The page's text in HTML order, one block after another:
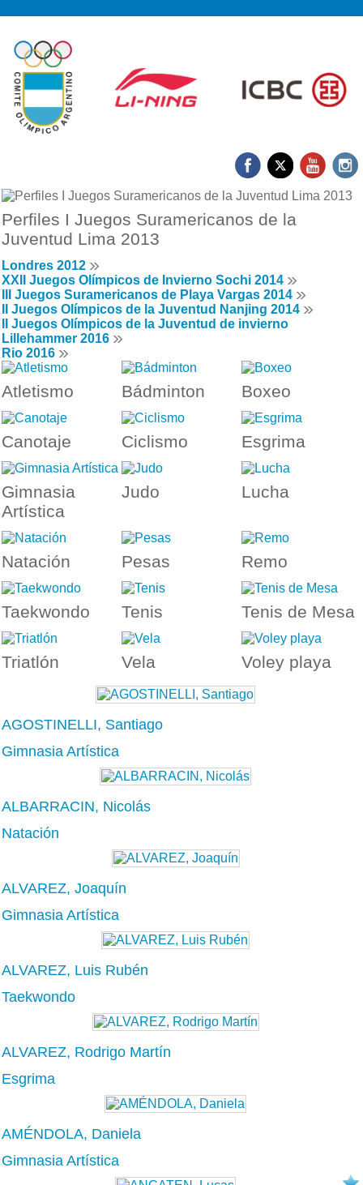
Perfiles I Juegos Suramericanos de la
Juventud Lima 2013
Londres 2012
XXII Juegos Olímpicos de Invierno Sochi 2014
III Juegos Suramericanos de Playa Vargas 2014
II Juegos Olímpicos de la Juventud Nanjing 2014
II Juegos Olímpicos de la Juventud de invierno
Lillehammer 2016
Rio 2016
Atletismo Bádminton Boxeo
Canotaje Ciclismo Esgrima
Gimnasia
Artística
Judo Lucha
Natación Pesas Remo
Taekwondo Tenis Tenis de Mesa
Triatlón Vela Voley playa
AGOSTINELLI, Santiago
Gimnasia Artística
ALBARRACIN, Nicolás
Natación
ALVAREZ, Joaquín
Gimnasia Artística
ALVAREZ, Luis Rubén
Taekwondo
ALVAREZ, Rodrigo Martín
Esgrima
AMÉNDOLA, Daniela
Gimnasia Artística